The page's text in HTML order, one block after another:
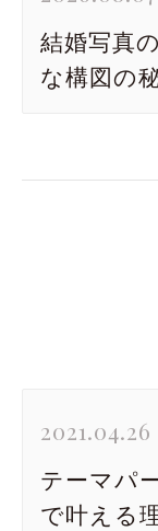
結婚写真
な構図の
2021.04.26
テーマパ
で叶える